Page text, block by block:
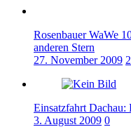
Rosenbauer WaWe
anderen Stern
27. November 2009
Einsatzfahrt Dachau:
3. August 2009 0